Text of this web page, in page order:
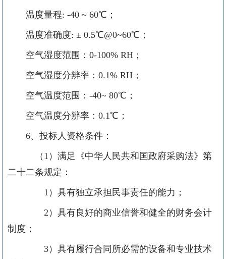
温度量程: -40 ~ 60℃ ；
温度准确度: ± 0.5℃@0~60℃ ；
空气湿度范围： 0-100% RH ；
空气湿度分辨率： 0.1% RH ；
空气温度范围： -40~ 80℃ ；
空气温度分辨率： 0.1 ℃ ；
6、投标人资格条件：
（ 1）满足《中华人民共和国政府采购法》第
二十二条规定：
1）具有独立承担民事责任的能力；
2）具有良好的商业信誉和健全的财务会计
制度；
3）具有履行合同所必需的设备和专业技术